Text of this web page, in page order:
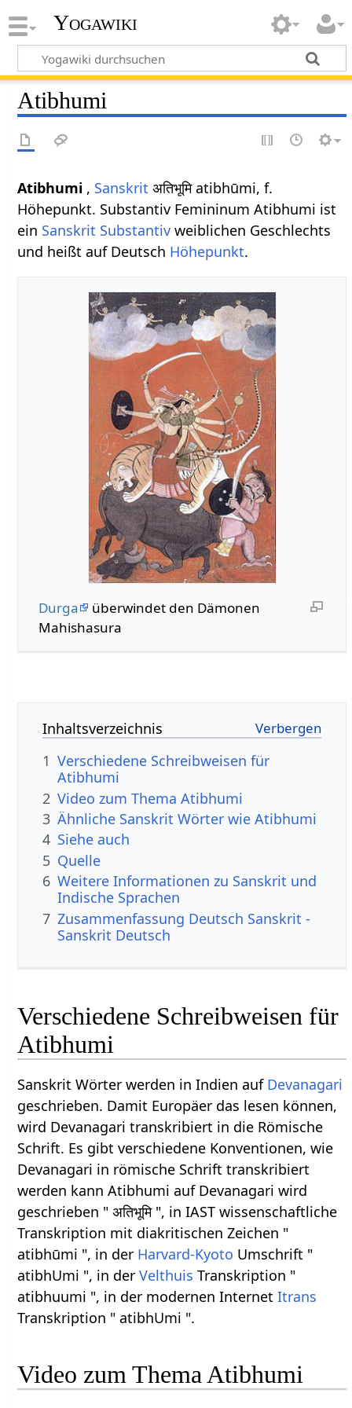
Yogawiki
Atibhumi
Atibhumi , Sanskrit अतिभूमि atibhūmi, f.
Höhepunkt. Substantiv Femininum Atibhumi ist
ein Sanskrit Substantiv weiblichen Geschlechts
und heißt auf Deutsch Höhepunkt.
Durga
überwindet den Dämonen
Mahishasura
Inhaltsverzeichnis
1 Verschiedene Schreibweisen für
Atibhumi
2 Video zum Thema Atibhumi
3 Ähnliche Sanskrit Wörter wie Atibhumi
4 Siehe auch
5 Quelle
6 Weitere Informationen zu Sanskrit und
Indische Sprachen
7 Zusammenfassung Deutsch Sanskrit -
Sanskrit Deutsch
Verschiedene Schreibweisen für
Atibhumi
Sanskrit Wörter werden in Indien auf Devanagari
geschrieben. Damit Europäer das lesen können,
wird Devanagari transkribiert in die Römische
Schrift. Es gibt verschiedene Konventionen, wie
Devanagari in römische Schrift transkribiert
werden kann Atibhumi auf Devanagari wird
geschrieben " अतिभूमि ", in IAST wissenschaftliche
Transkription mit diakritischen Zeichen "
atibhūmi ", in der Harvard-Kyoto Umschrift "
atibhUmi ", in derVelthuis Transkription "
atibhuumi ", in der modernen InternetItrans
Transkription " atibhUmi ".
Video zum Thema Atibhumi